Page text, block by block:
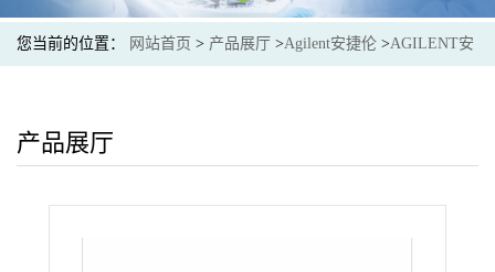
您当前的位置： 网站首页 > 产品展厅 >Agilent安捷伦 >AGILENT安
Filter
产品展厅